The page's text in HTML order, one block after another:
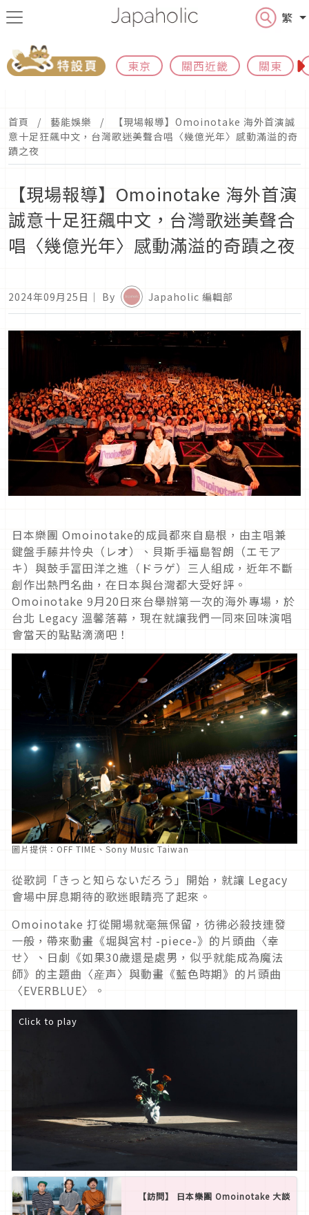
繁
東京 關西近畿 關東
首頁 藝能娛樂
【現場報導】Omoinotake 海外首演誠
意十足狂飆中文，台灣歌迷美聲合唱〈幾億光年〉感動滿溢的奇
蹟之夜
【現場報導】Omoinotake 海外首演
誠意十足狂飆中文，台灣歌迷美聲合
唱〈幾億光年〉感動滿溢的奇蹟之夜
2024年09月25日 ｜ By Japaholic 編輯部
日本樂團 Omoinotake的成員都來自島根，由主唱兼
鍵盤手藤井怜央（レオ）、貝斯手福島智朗（エモア
キ）與鼓手冨田洋之進（ドラゲ）三人組成，近年不斷
創作出熱門名曲，在日本與台灣都大受好評。
Omoinotake 9月20日來台舉辦第一次的海外專場，於
台北 Legacy 溫馨落幕，現在就讓我們一同來回味演唱
會當天的點點滴滴吧！
圖片提供：OFF TIME、Sony Music Taiwan
從歌詞「きっと知らないだろう」開始，就讓 Legacy
會場中屏息期待的歌迷眼睛亮了起來。
Omoinotake 打從開場就毫無保留，彷彿必殺技連發
一般，帶來動畫《堀與宮村 -piece-》的片頭曲〈幸
せ〉、日劇《如果30歲還是處男，似乎就能成為魔法
師》的主題曲〈産声〉與動畫《藍色時期》的片頭曲
〈EVERBLUE〉。
Click to play
【訪問】 日本樂團 Omoinotake 大談